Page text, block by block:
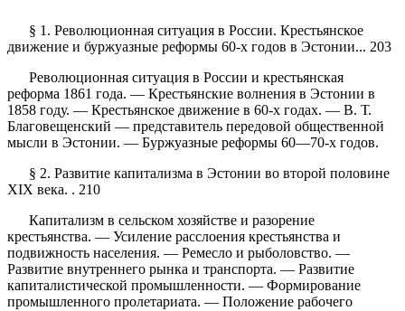
§ 1. Революционная ситуация в России. Крестьянское
движение и буржуазные реформы 60-х годов в Эстонии... 203
Революционная ситуация в России и крестьянская
реформа 1861 года. — Крестьянские волнения в Эстонии в
1858 году. — Крестьянское движение в 60-х годах. — В. Т.
Благовещенский — представитель передовой общественной
мысли в Эстонии. — Буржуазные реформы 60—70-х годов.
§ 2. Развитие капитализма в Эстонии во второй половине
XIX века. . 210
Капитализм в сельском хозяйстве и разорение
крестьянства. — Усиление расслоения крестьянства и
подвижность населения. — Ремесло и рыболовство. —
Развитие внутреннего рынка и транспорта. — Развитие
капиталистической промышленности. — Формирование
промышленного пролетариата. — Положение рабочего